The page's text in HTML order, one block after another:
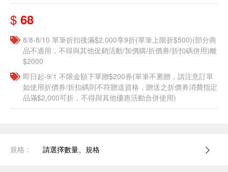
$ 68
8/8-8/10 單筆折扣後滿$2,000享9折(單筆上限折$500)(部分商
品不適用，不得與其他促銷活動/加價購/折價券/折扣碼併用)離
$2000
即日起-9/1 不限金額下單贈$200券(單筆不累贈，請注意訂單
如使用折價券/折扣碼則不符贈送資格，贈送之折價券消費指定
品滿$2,000可折，不得與其他優惠活動合併使用)
規格： 請選擇數量、規格